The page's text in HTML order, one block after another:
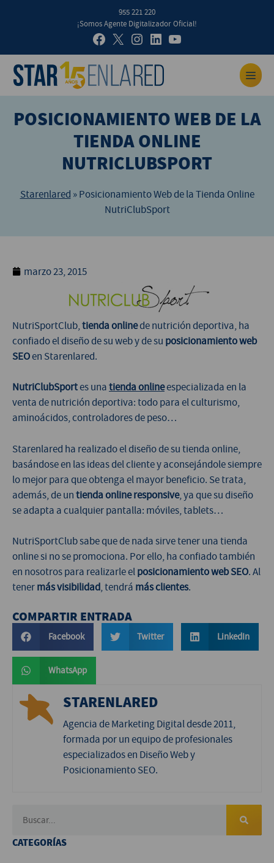
955 221 220
¡Somos Agente Digitalizador Oficial!
POSICIONAMIENTO WEB DE LA
TIENDA ONLINE
NUTRICLUBSPORT
Starenlared »Posicionamiento Web de la Tienda Online
NutriClubSport
marzo 23, 2015
NutriSportClub,tienda onlinede nutrición deportiva, ha
confiado el diseño de su web y de su posicionamiento web
SEOen Starenlared.
NutriClubSportes unatienda onlineespecializada en la
venta de nutrición deportiva: todo para el culturismo,
aminoácidos, controladores de peso…
Starenlared ha realizado el diseño de su tienda online,
basándose en las ideas del cliente y aconsejándole siempre
lo mejor para que obtenga el mayor beneficio. Se trata,
además, de untienda online responsive, ya que su diseño
se adapta a cualquier pantalla: móviles, tablets…
NutriSportClub sabe que de nada sirve tener una tienda
online si no se promociona. Por ello, ha confiado también
en nosotros para realizarle elposicionamiento web SEO. Al
tenermás visibilidad, tendrá más clientes.
COMPARTIR ENTRADA
Facebook Twitter LinkedIn
WhatsApp
STARENLARED
Agencia de Marketing Digital desde 2011,
formada por un equipo de profesionales
especializados en Diseño Web y
Posicionamiento SEO.
CATEGORÍAS